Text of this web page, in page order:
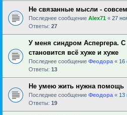
Не связанные мысли -
Последнее сообщение Alex71 « 27
Ответы: 27
У меня синдром Аспергера.
становится всё хуже и хуже
Последнее сообщение Феодора « 16
Ответы: 13
Не умею жить нужна помощь
Последнее сообщение Феодора « 13
Ответы: 19